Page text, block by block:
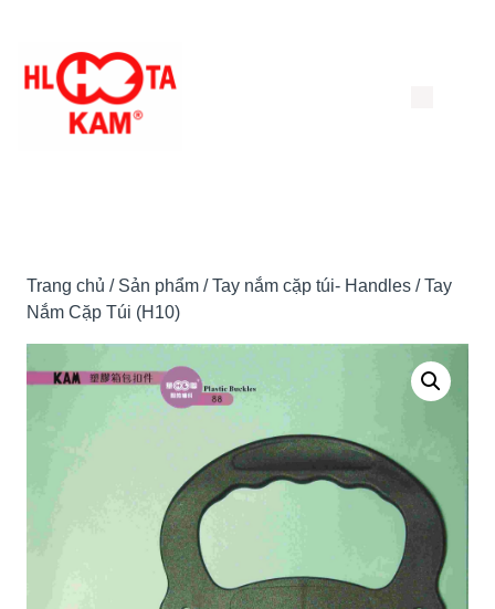
đến
Trang chủ / Sản phẩm /Tay nắm cặp túi- Handles / Tay
Nắm Cặp Túi (H10)